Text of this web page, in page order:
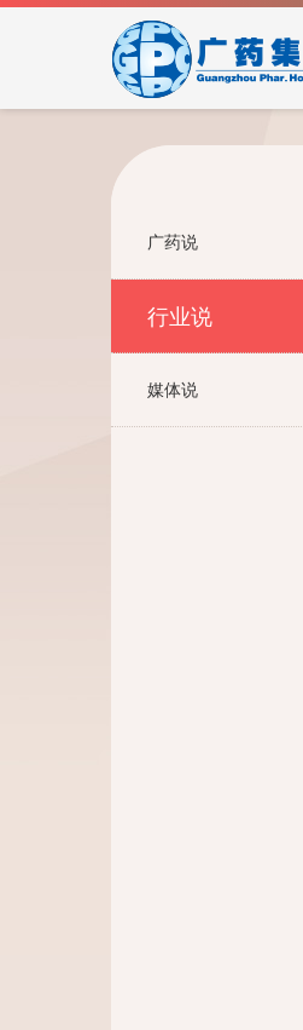
广药说
行业说
媒体说